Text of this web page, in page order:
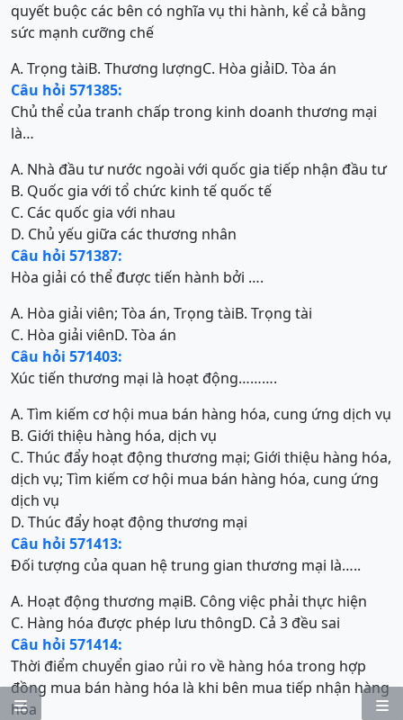


quyết buộc các bên có nghĩa vụ thi hành, kể cả bằng
sức mạnh cưỡng chế
A. Trọng tàiB. Thương lượngC. Hòa giảiD. Tòa án
Câu hỏi 571385:
Chủ thể của tranh chấp trong kinh doanh thương mại
là…
A. Nhà đầu tư nước ngoài với quốc gia tiếp nhận đầu tư
B. Quốc gia với tổ chức kinh tế quốc tế
C. Các quốc gia với nhau
D. Chủ yếu giữa các thương nhân
Câu hỏi 571387:
Hòa giải có thể được tiến hành bởi ….
A. Hòa giải viên; Tòa án, Trọng tàiB. Trọng tài
C. Hòa giải viênD. Tòa án
Câu hỏi 571403:
Xúc tiến thương mại là hoạt động……….
A. Tìm kiếm cơ hội mua bán hàng hóa, cung ứng dịch vụ
B. Giới thiệu hàng hóa, dịch vụ
C. Thúc đẩy hoạt động thương mại; Giới thiệu hàng hóa,
dịch vụ; Tìm kiếm cơ hội mua bán hàng hóa, cung ứng
dịch vụ
D. Thúc đẩy hoạt động thương mại
Câu hỏi 571413:
Đối tượng của quan hệ trung gian thương mại là…..
A. Hoạt động thương mạiB. Công việc phải thực hiện
C. Hàng hóa được phép lưu thôngD. Cả 3 đều sai
Câu hỏi 571414:
Thời điểm chuyển giao rủi ro về hàng hóa trong hợp
đồng mua bán hàng hóa là khi bên mua tiếp nhận hàng
hóa